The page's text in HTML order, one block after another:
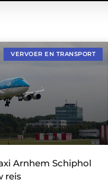
VERVOER EN TRANSPORT
Arnhem Schiphol
reis